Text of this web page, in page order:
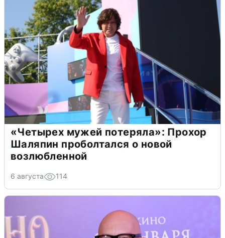
«Четырех мужей потеряла»: Прохор
Шаляпин проболтался о новой
возлюбленной
6 августа 114